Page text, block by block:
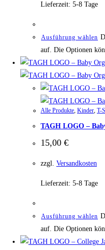
Lieferzeit: 5-8 Tage
Ausführung wählen
auf. Die Optionen
Alle Produkte, Kinder, T-
TAGH LOGO –
15,00 €
zzgl. Versandkosten
Lieferzeit: 5-8 Tage
Ausführung wählen
auf. Die Optionen